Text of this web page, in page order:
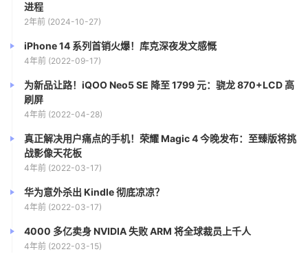
进程
2年前 (2024-10-27)
iPhone 14 系列首销火爆！库克深夜发文感慨
4年前 (2022-09-17)
为新品让路！iQOO Neo5 SE 降至 1799 元：骁龙 870+LCD 高
刷屏
4年前 (2022-04-28)
真正解决用户痛点的手机！荣耀 Magic 4 今晚发布：至臻版将挑
战影像天花板
4年前 (2022-03-17)
华为意外杀出 Kindle 彻底凉凉？
4年前 (2022-03-17)
4000 多亿卖身 NVIDIA 失败 ARM 将全球裁员上千人
4年前 (2022-03-15)